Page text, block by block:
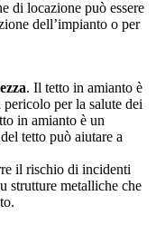
di locazione può essere
dell’impianto o per
. Il tetto in amianto è
pericolo per la salute dei
in amianto è un
tetto può aiutare a
il rischio di incidenti
strutture metalliche che